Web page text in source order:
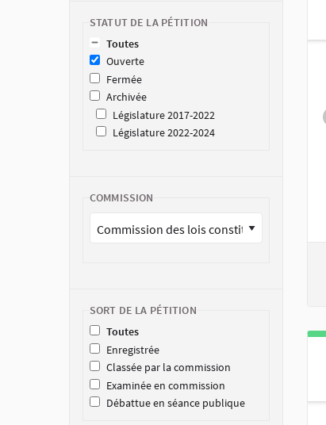
STATUT DE LA PÉTITION
Toutes
Ouverte
Fermée
Archivée
Législature 2017-2022
Législature 2022-2024
COMMISSION
SORT DE LA PÉTITION
Toutes
Enregistrée
Classée par la commission
Examinée en commission
Débattue en séance publique